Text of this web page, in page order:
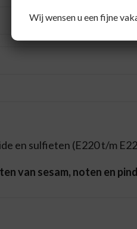
en sulfieten (E220 t/m
van sesam, noten en
Wij wensen u een fijne